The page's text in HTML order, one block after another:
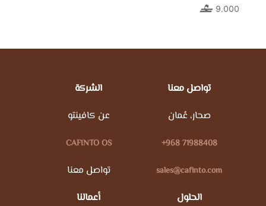
9.000
تواصل معنا
صحار، عُمان
+968 71988408
sales@cafinto.com
الشركة
عن كافينتو
CAFINTO OS
تواصل معنا
الحلول
أعمالنا